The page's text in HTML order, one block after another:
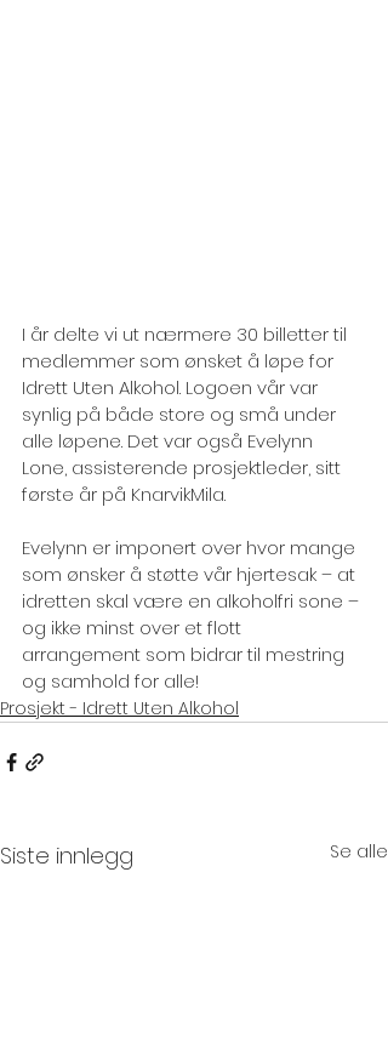
I år delte vi ut nærmere 30 billetter til
medlemmer som ønsket å løpe for
Idrett Uten Alkohol. Logoen vår var
synlig på både store og små under
alle løpene. Det var også Evelynn
Lone, assisterende prosjektleder, sitt
første år på KnarvikMila.
Evelynn er imponert over hvor mange
som ønsker å støtte vår hjertesak – at
idretten skal være en alkoholfri sone –
og ikke minst over et flott
arrangement som bidrar til mestring
og samhold for alle!
Prosjekt - Idrett Uten Alkohol
Siste innlegg Se alle